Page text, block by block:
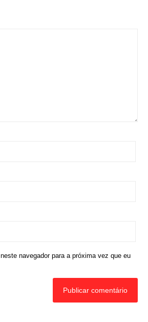
navegador para a próxima vez que eu